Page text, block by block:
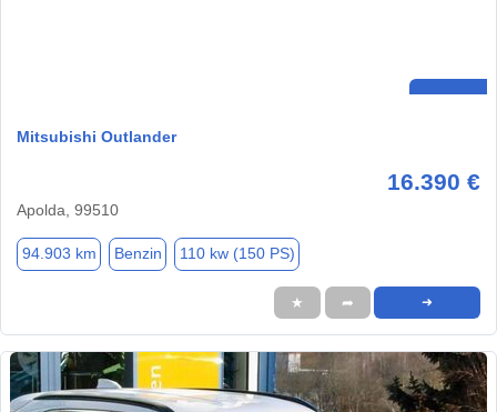
Mitsubishi Outlander
16.390 €
Apolda, 99510
94.903 km Benzin 110 kw (150 PS)
★ ➦ ➜